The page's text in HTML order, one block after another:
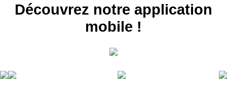
Découvrez notre application
mobile !